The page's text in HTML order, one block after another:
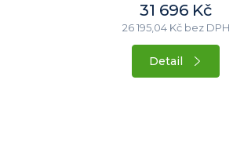
31 696 Kč
26 195,04 Kč bez DPH
Detail